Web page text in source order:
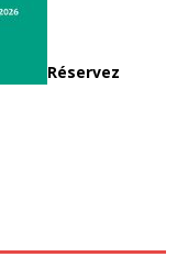
Réservez